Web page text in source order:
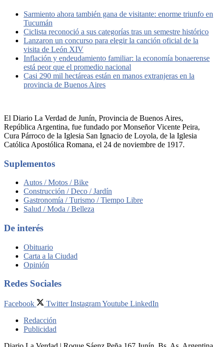
Sarmiento ahora también gana de visitante: enorme triunfo en
Tucumán
Ciclista reconoció a sus categorías tras un semestre histórico
Lanzaron un concurso para elegir la canción oficial de la
visita de León XIV
Inflación y endeudamiento familiar: la economía bonaerense
está peor que el promedio nacional
Casi 290 mil hectáreas están en manos extranjeras en la
provincia de Buenos Aires
El Diario La Verdad de Junín, Provincia de Buenos Aires,
República Argentina, fue fundado por Monseñor Vicente Peira,
Cura Párroco de la Iglesia San Ignacio de Loyola, de la Iglesia
Católica Apostólica Romana, el 24 de noviembre de 1917.
Suplementos
Autos / Motos / Bike
Construcción / Deco / Jardín
Gastronomía / Turismo / Tiempo Libre
Salud / Moda / Belleza
De interés
Obituario
Carta a la Ciudad
Opinión
Redes Sociales
Facebook Twitter InstagramYoutube LinkedIn
Redacción
Publicidad